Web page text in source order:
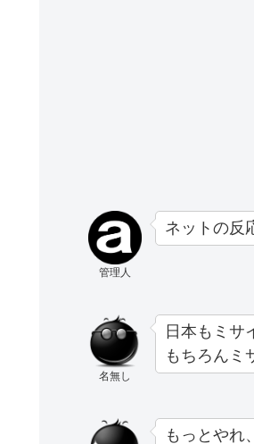
管理人
ネットの反
名無し
日本もミサ
もちろんミ
もっとやれ